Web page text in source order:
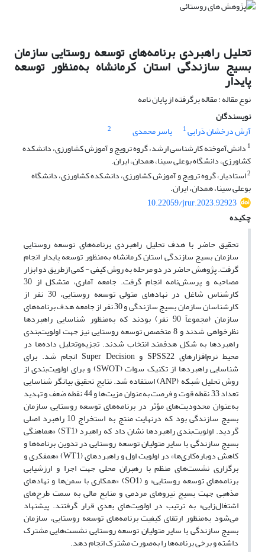
تحلیل راهبردی برنامه‌های توسعه روستایی سازمان
بسیج سازندگی استان کرمانشاه به‌منظور توسعه
پایدار
نوع مقاله : مقاله برگرفته از پایان نامه
نویسندگان
آرش درخشان دَرابی1 یاسر محمدی
2
1 دانش‌آموخته کارشناسی ارشد، گروه ترویج و آموزش کشاورزی، دانشکده
کشاورزی، دانشگاه بوعلی سینا، همدان، ایران.
2استادیار، گروه ترویج و آموزش کشاورزی، دانشکده کشاورزی، دانشگاه
بوعلی سینا، همدان، ایران.
10.22059/jrur.2023.92923
چکیده
تحقیق حاضر با هدف تحلیل راهبردی برنامه‌های توسعه روستایی
سازمان بسیج سازندگی استان کرمانشاه به‌منظور توسعه پایدار انجام
گرفت. پژوهش حاضر در دو مرحله به روش کیفی - کمی ازطریق دو ابزار
مصاحبه و پرسش‌نامه انجام گرفت. جامعه آماری، متشکل از 30
کارشناس شاغل در نهادهای متولی توسعه روستایی، 30 نفر از
کارشناسان سازمان بسیج سازندگی و 30 نفر از جامعه هدف برنامه‌های
سازمان (مجموعاً 90 نفر) بودند که به‌منظور شناسایی راهبردها
نظرخواهی شدند و 8 متخصص توسعه روستایی نیز جهت اولویت‌بندی
راهبردها به شکل هدفمند انتخاب شدند. تجزیه‌وتحلیل داده‌ها در
محیط نرم‌افزارهای SPSS22 و Super Decision انجام شد. برای
شناسایی راهبردها از تکنیک سوات (SWOT) و برای اولویت‌بندی از
روش تحلیل شبکه (ANP) استفاده شد. نتایج تحقیق بیانگر شناسایی
تعداد 33 نقطه قوت و فرصت به‌عنوان مزیت‌ها و 44 نقطه ضعف و تهدید
به‌عنوان محدودیت‌های مؤثر در برنامه‌های توسعه روستایی سازمان
بسیج سازندگی بود که درنهایت منتج به استخراج 10 راهبرد اصلی
گردید. اولویت‌بندی راهبردها نشان داد که راهبرد (ST1) «هماهنگی
بسیج سازندگی با سایر متولیان توسعه روستایی در تدوین برنامه‌ها و
کاهش دوباره‌کاری‌ها» در اولویت اول و راهبردهای (WT1) «همفکری و
برگزاری نشست‌های منظم با رهبران محلی جهت اجرا و ارزشیابی
برنامه‌های توسعه روستایی» و (SO1) «همکاری با سمن‌ها و نهادهای
مذهبی جهت بسیج نیروهای مردمی و منابع مالی به سمت طرح‌های
اشتغال‌زایی» به ترتیب در اولویت‌های بعدی قرار گرفتند. پیشنهاد
می‌شود به‌منظور ارتقای کیفیت برنامه‌های توسعه روستایی، سازمان
بسیج سازندگی با سایر متولیان توسعه روستایی نشست‌هایی مشترک
داشته و برخی برنامه‌ها را به‌صورت مشترک انجام دهد.